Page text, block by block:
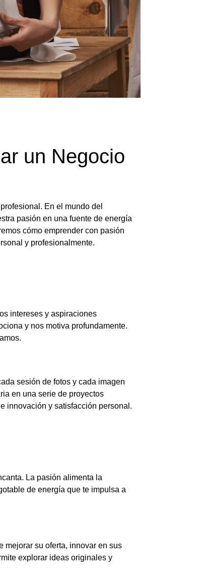
un Negocio
En el mundo del
pasión en una fuente de energía
cómo emprender con pasión
y profesionalmente.
intereses y aspiraciones
y nos motiva profundamente.
sesión de fotos y cada imagen
en una serie de proyectos
innovación y satisfacción personal.
La pasión alimenta la
de energía que te impulsa a
mejorar su oferta, innovar en sus
explorar ideas originales y